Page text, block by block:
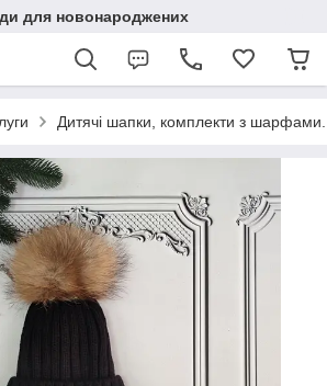
для новонароджених
Дитячі шапки, комплекти з шарфами.